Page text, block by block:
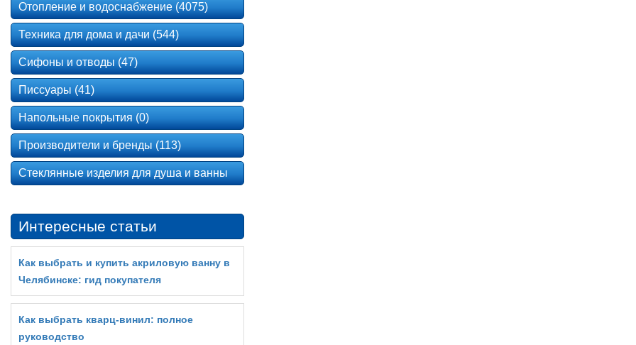
Отопление и водоснабжение (4075)
Техника для дома и дачи (544)
Сифоны и отводы (47)
Писсуары (41)
Напольные покрытия (0)
Производители и бренды (113)
Стеклянные изделия для душа и ванны
Интересные статьи
Как выбрать и купить акриловую ванну в
Челябинске: гид покупателя
Как выбрать кварц‑винил: полное
руководство